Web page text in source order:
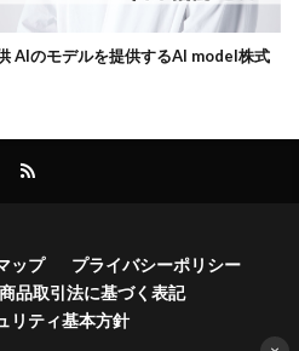
AIのモデルを提供するAI model株式
ップ
プライバシーポリシー
品取引法に基づく表記
リティ基本方針